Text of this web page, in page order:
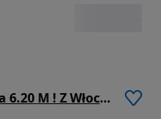
Isuzu L35 Skrzynia Plandeka 6.20 M ! Z Włoch ! Bez Korozji !